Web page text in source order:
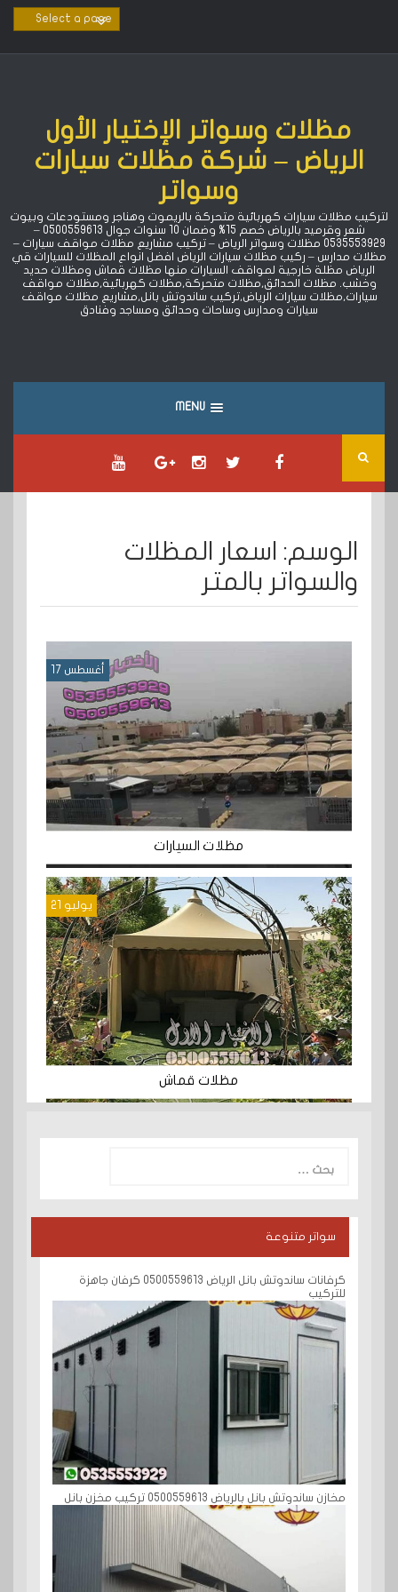
مظلات وسواتر الإختيار الأول
الرياض – شركة مظلات سيارات
وسواتر
لتركيب مظلات سيارات كهربائية متحركة بالريموت وهناجر ومستودعات وبيوت
شعر وقرميد بالرياض خصم 15% ‏وضمان 10 سنوات جوال 0500559613 –
0535553929 مظلات وسواتر الرياض – تركيب مشاريع مظلات مواقف سيارات –
مظلات مدارس – ركيب مظلات سيارات الرياض افضل انواع المظلات للسيارات قي
الرياض مظلة خارجية لمواقف السيارات منها مظلات قماش ومظلات حديد
وخشب. مظلات الحدائق,مظلات متحركة,مظلات كهربائية,مظلات مواقف
سيارات,مظلات سيارات الرياض,تركيب ساندوتش بانل,مشاريع مظلات مواقف
سيارات ومدارس وساحات وحدائق ومساجد وفنادق
MENU
الوسم: اسعار المظلات
والسواتر بالمتر
أغسطس 17
مظلات السيارات
يوليو 21
مظلات قماش
عن:
سواتر متنوعة
كرفانات ساندوتش بانل الرياض 0500559613 كرفان جاهزة
للتركيب
مخازن ساندوتش بانل بالرياض 0500559613 تركيب مخزن بانل